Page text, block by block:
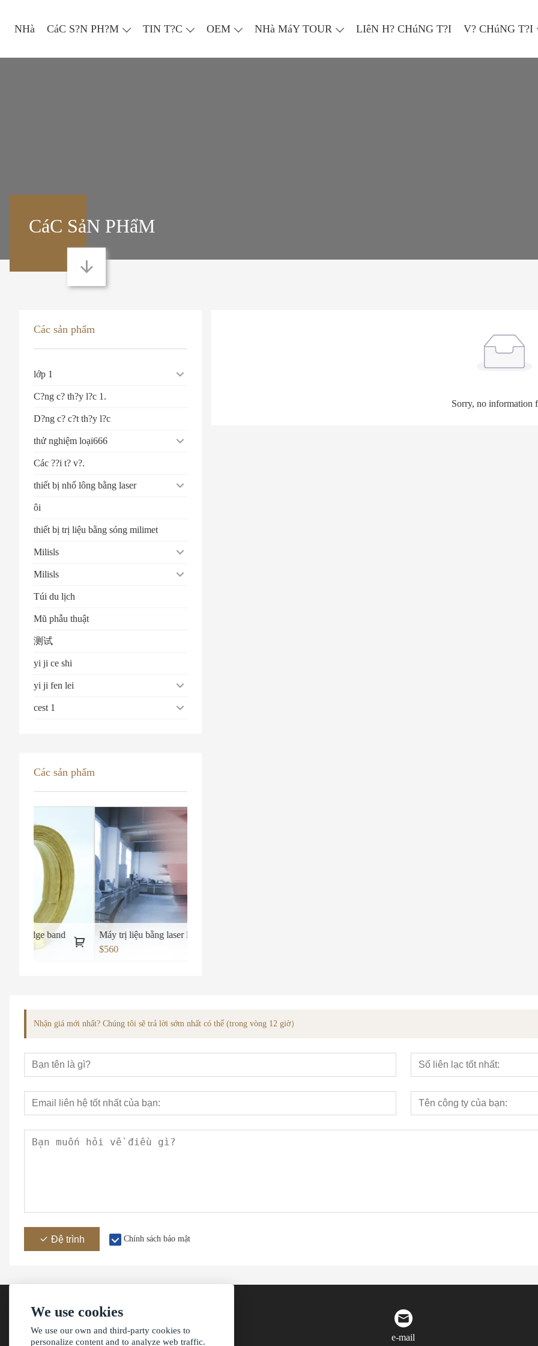
NHà CáC S?N PH?M TIN T?C OEM NHà MáY TOUR LIêN H? CHúNG T?I V? CHúNG T?I
CáC SảN PHẩM
Các sản phẩm
lớp 1
C?ng c? th?y l?c 1.
D?ng c? c?t th?y l?c
thử nghiệm loại666
Các ??i t? v?.
thiết bị nhổ lông bằng laser
ôi
thiết bị trị liệu bằng sóng milimet
Milisls
Milisls
Túi du lịch
Mũ phẫu thuật
测试
yi ji ce shi
yi ji fen lei
cest 1
Các sản phẩm
Máy trị liệu bằng laser lạnh y tế số 2
$560
Sorry, no information
Nhận giá mới nhất? Chúng tôi sẽ trả lời sớm nhất có thể (trong vòng 12 giờ）
Đệ trình Chính sách bảo mật
Địachỉnhà e-mail
We use cookies
We use our own and third-party cookies to
personalize content and to analyze web traffic.